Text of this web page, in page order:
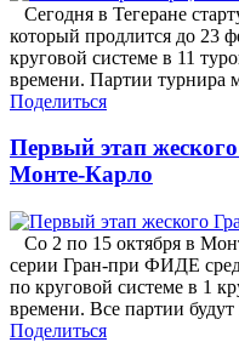
Сегодня в Тегеране
который продлится до 23
круговой системе в 11
времени. Партии турнира
Поделиться
Первый этап
Монте-Карло
Со 2 по 15 октября в
серии Гран-при ФИДЕ
по круговой системе в 1
времени. Все партии
Поделиться